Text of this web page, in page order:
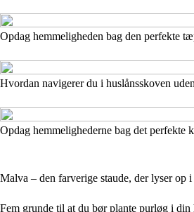
Opdag hemmeligheden bag den perfekte
Hvordan navigerer du i huslånsskoven
Opdag hemmelighederne bag det perfekte
Malva – den farverige staude, der lyser op
Fem grunde til at du bør plante purløg i din